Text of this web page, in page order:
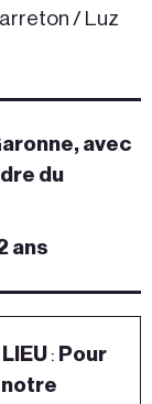
/ Luz
avec
du
ans
: Pour